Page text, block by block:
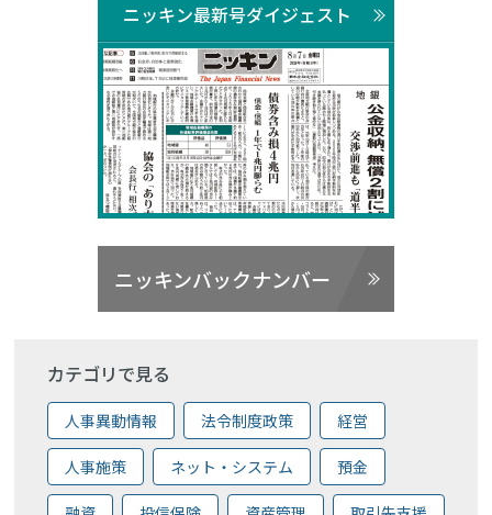
ニッキン最新号ダイジェスト
ニッキンバックナンバー
カテゴリで見る
人事異動情報 法令制度政策 経営
人事施策 ネット・システム 預金